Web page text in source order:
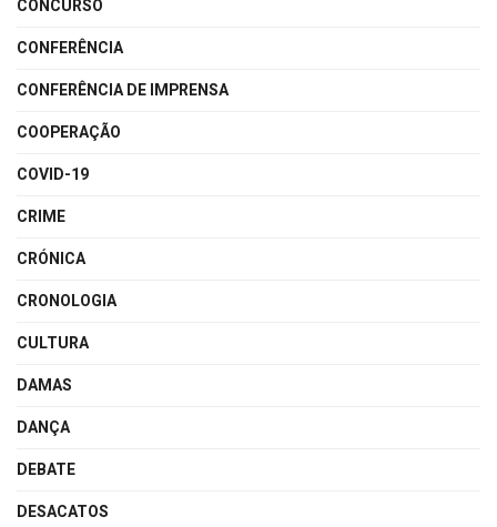
CONCURSO
CONFERÊNCIA
CONFERÊNCIA DE IMPRENSA
COOPERAÇÃO
COVID-19
CRIME
CRÓNICA
CRONOLOGIA
CULTURA
DAMAS
DANÇA
DEBATE
DESACATOS